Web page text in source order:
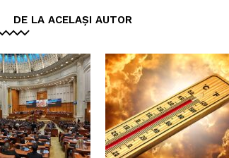
DE LA ACELAȘI AUTOR